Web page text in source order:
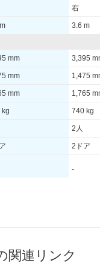
右
3.6 m
mm 3,395
mm 1,475
mm 1,765
kg 740 kg
2人
2ドア
-
[50]/ 6,000
関連リンク